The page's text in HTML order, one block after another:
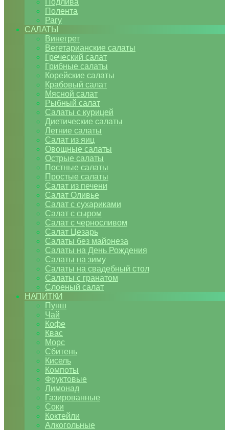
Подлива
Полента
Рагу
САЛАТЫ
Винегрет
Вегетарианские салаты
Греческий салат
Грибные салаты
Корейские салаты
Крабовый салат
Мясной салат
Рыбный салат
Салаты с курицей
Диетические салаты
Летние салаты
Салат из яиц
Овощные салаты
Острые салаты
Постные салаты
Простые салаты
Салат из печени
Салат Оливье
Салат с сухариками
Салат с сыром
Салат с черносливом
Салат Цезарь
Салаты без майонеза
Салаты на День Рождения
Салаты на зиму
Салаты на свадебный стол
Салаты с гранатом
Слоеный салат
НАПИТКИ
Пунш
Чай
Кофе
Квас
Морс
Сбитень
Кисель
Компоты
Фруктовые
Лимонад
Газированные
Соки
Коктейли
Алкогольные